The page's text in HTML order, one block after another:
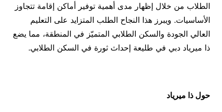
الطلاب من خلال إظهار مدى أهمية توفير أماكن إقامة تتجاوز
الأساسيات. ويبرز هذا النجاح الطلب المتزايد على التعليم
العالي الجودة والسكن الطلابي المتميّز في المنطقة، مما يضع
ذا ميرياد دبي في طليعة إحداث ثورة في السكن الطلابي.
حول ذا ميرياد